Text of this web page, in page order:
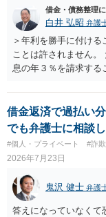
借金・債務整理
白井 弘昭 弁護
＞年利を勝手に付け
ことは許されません
息の年３％を請求す
りたお金は返さなけれ
です。 以上、ご参考
借金返済で過払い
でも弁護士に相談
#個人・プライベート #詐
2026年7月23日
鬼沢 健士 弁護
答えになっていなくて